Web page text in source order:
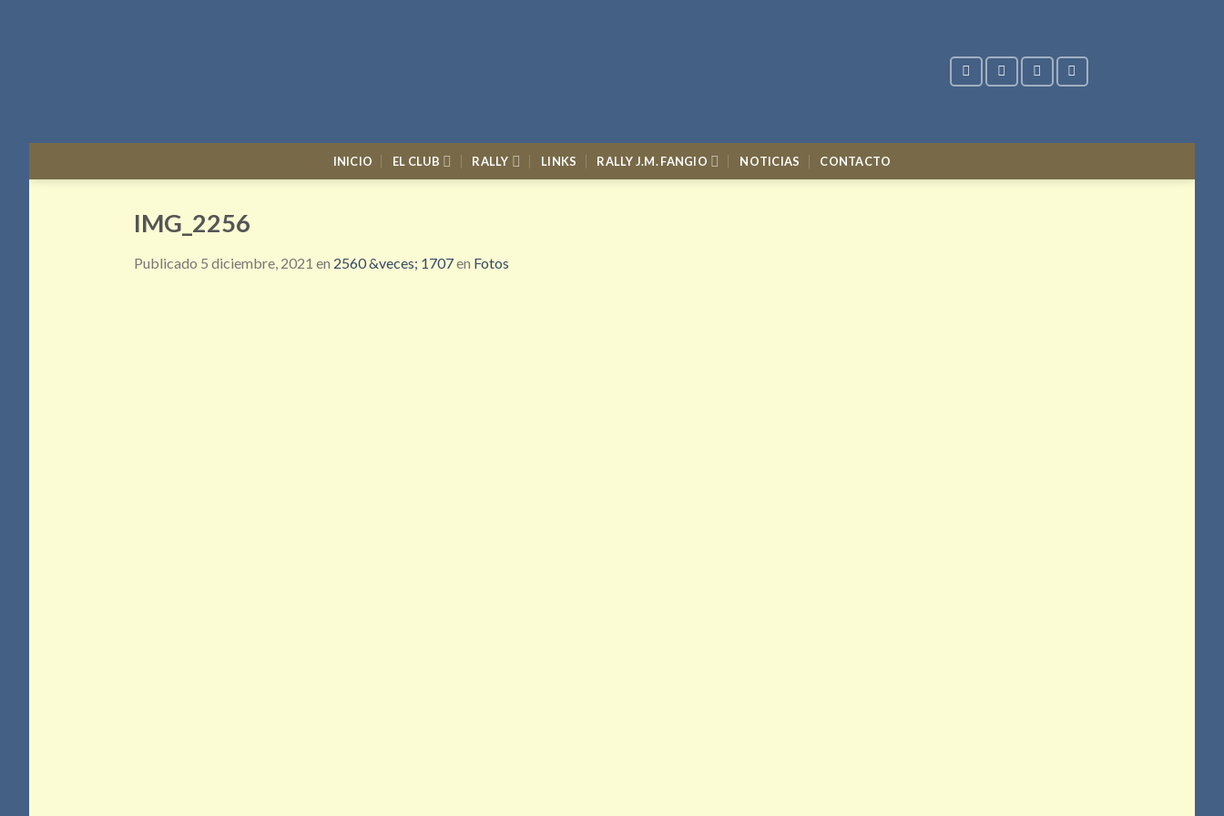
INICIO EL CLUB RALLY LINKS RALLY J.M. FANGIO NOTICIAS CONTACTO
IMG_2256
Publicado 5 diciembre, 2021 en 2560 &veces; 1707en Fotos